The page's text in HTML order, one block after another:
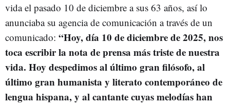
vida el pasado 10 de diciembre a sus 63 años, así lo
anunciaba su agencia de comunicación a través de un
comunicado: “Hoy, día 10 de diciembre de 2025, nos
toca escribir la nota de prensa más triste de nuestra
vida. Hoy despedimos al último gran filósofo, al
último gran humanista y literato contemporáneo de
lengua hispana, y al cantante cuyas melodías han